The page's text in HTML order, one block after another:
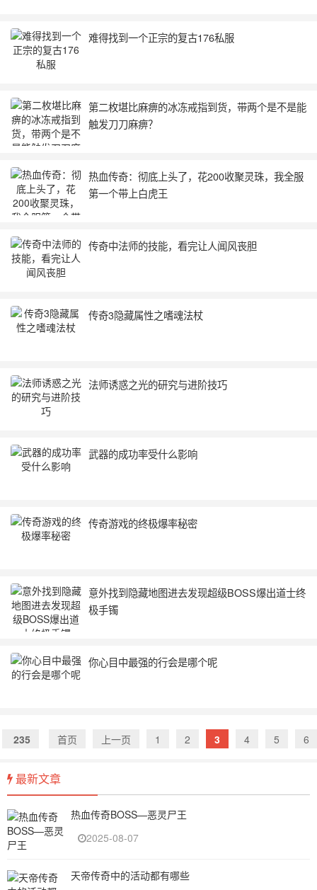
难得找到一个正宗的复古176私服
第二枚堪比麻痹的冰冻戒指到货，带两个是不是能
触发刀刀麻痹？
热血传奇：彻底上头了，花200收聚灵珠，我全服
第一个带上白虎王
传奇中法师的技能，看完让人闻风丧胆
传奇3隐藏属性之嗜魂法杖
法师诱惑之光的研究与进阶技巧
武器的成功率受什么影响
传奇游戏的终极爆率秘密
意外找到隐藏地图进去发现超级BOSS爆出道士终
极手镯
你心目中最强的行会是哪个呢
235 首页 上一页 1 2 3 4 5 6
最新文章
热血传奇BOSS—恶灵尸王
2025-08-07
天帝传奇中的活动都有哪些